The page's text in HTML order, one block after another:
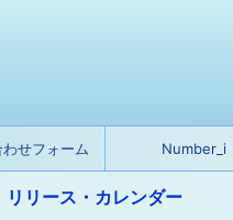
せフォーム Number_i
リリース・カレンダー